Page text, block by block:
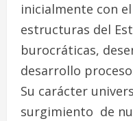
inicialmente con
estructuras del
burocráticas,
desarrollo
Su carácter
surgimiento de